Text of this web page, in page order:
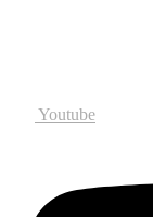
Youtube